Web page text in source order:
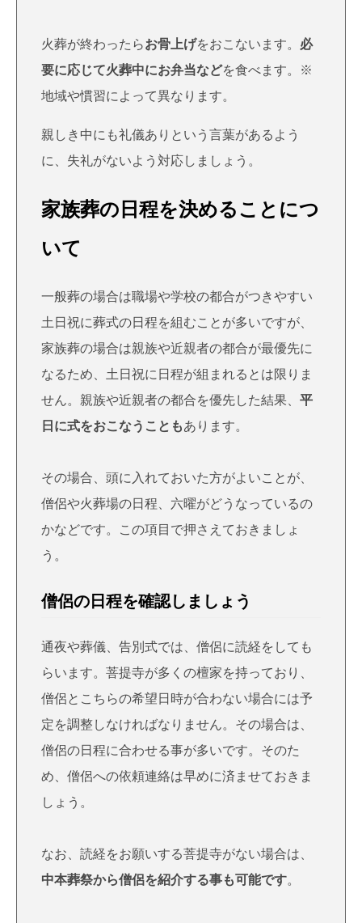
火葬が終わったらお骨上げをおこないます。 必
要に応じて火葬中にお弁当などを食べます。※
地域や慣習によって異なります。
親しき中にも礼儀ありという言葉があるよう
に、失礼がないよう対応しましょう。
家族葬の日程を決めることにつ
いて
一般葬の場合は職場や学校の都合がつきやすい
土日祝に葬式の日程を組むことが多いですが、
家族葬の場合は親族や近親者の都合が最優先に
なるため、土日祝に日程が組まれるとは限りま
せん。親族や近親者の都合を優先した結果、 平
日に式をおこなうこともあります。
その場合、頭に入れておいた方がよいことが、
僧侶や火葬場の日程、六曜がどうなっているの
かなどです。この項目で押さえておきましょ
う。
僧侶の日程を確認しましょう
通夜や葬儀、告別式では、僧侶に読経をしても
らいます。菩提寺が多くの檀家を持っており、
僧侶とこちらの希望日時が合わない場合には予
定を調整しなければなりません。その場合は、
僧侶の日程に合わせる事が多いです。そのた
め、僧侶への依頼連絡は早めに済ませておきま
しょう。
なお、読経をお願いする菩提寺がない場合は、
中本葬祭から僧侶を紹介する事も可能です。